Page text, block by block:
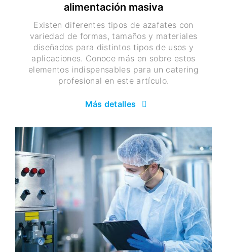
alimentación masiva
Existen diferentes tipos de azafates con
variedad de formas, tamaños y materiales
diseñados para distintos tipos de usos y
aplicaciones. Conoce más en sobre estos
elementos indispensables para un catering
profesional en este artículo.
Más detalles